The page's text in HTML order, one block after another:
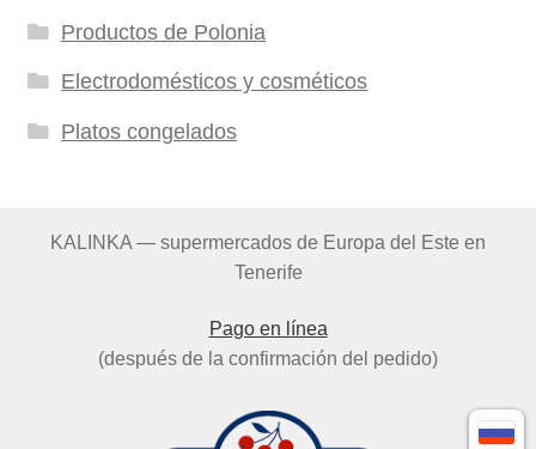
Productos de Polonia
Electrodomésticos y cosméticos
Platos congelados
KALINKA — supermercados de Europa del Este en
Tenerife
Pago en línea
(después de la confirmación del pedido)